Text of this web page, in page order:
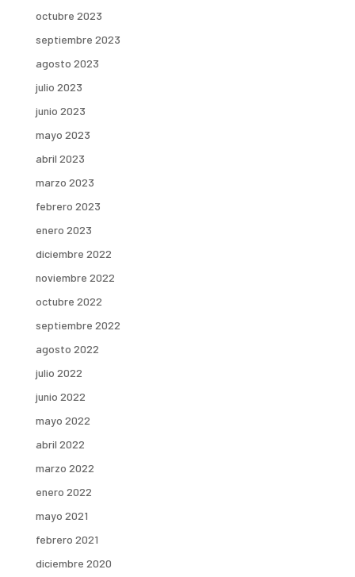
octubre 2023
septiembre 2023
agosto 2023
julio 2023
junio 2023
mayo 2023
abril 2023
marzo 2023
febrero 2023
enero 2023
diciembre 2022
noviembre 2022
octubre 2022
septiembre 2022
agosto 2022
julio 2022
junio 2022
mayo 2022
abril 2022
marzo 2022
enero 2022
mayo 2021
febrero 2021
diciembre 2020